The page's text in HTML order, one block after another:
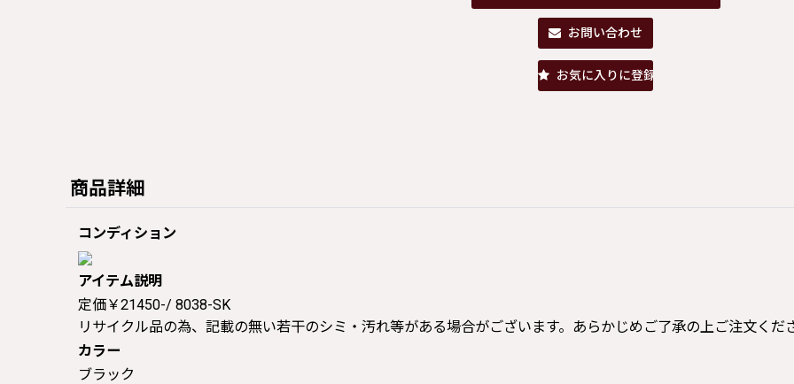
お問い合わせ
お気に入りに登録
商品詳細
コンディション
アイテム説明
定価￥21450-/ 8038-SK
リサイクル品の為、記載の無い若干のシミ・汚れ等がある場合がございます。あらかじめご了承の上ご注文くだ
カラー
ブラック